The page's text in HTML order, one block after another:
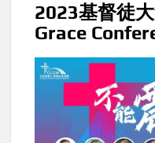
2023基督徒
Grace